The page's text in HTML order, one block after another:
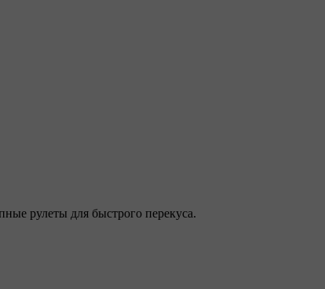
рулеты для быстрого перекуса.